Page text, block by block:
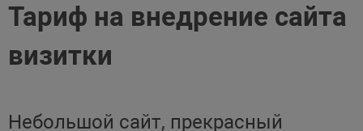
Тариф на внедрение сайта
визитки
Небольшой сайт, прекрасный